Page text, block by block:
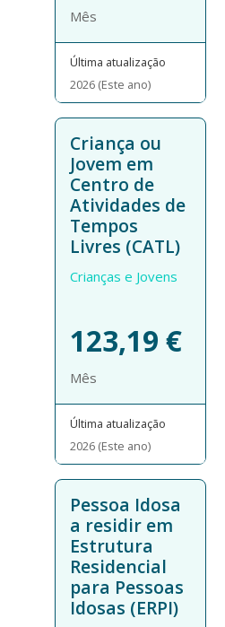
Mês
Última atualização
2026 (Este ano)
Criança ou
Jovem em
Centro de
Atividades de
Tempos
Livres (CATL)
Crianças e Jovens
123,19 €
Mês
Última atualização
2026 (Este ano)
Pessoa Idosa
a residir em
Estrutura
Residencial
para Pessoas
Idosas (ERPI)